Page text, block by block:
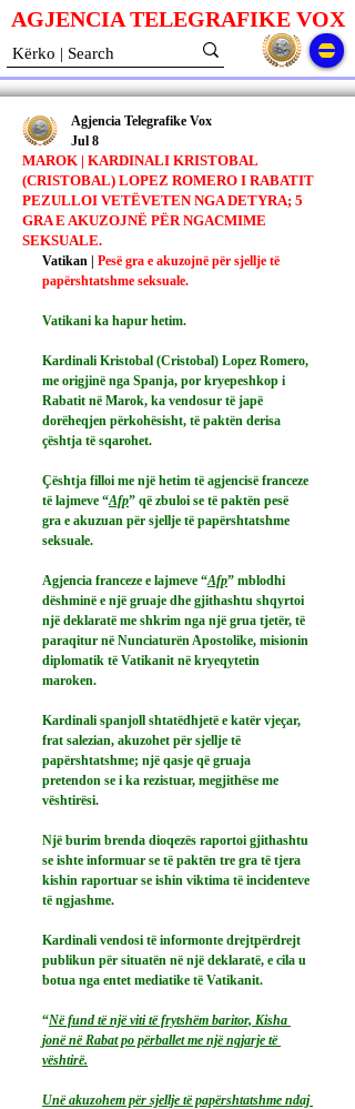
AGJENCIA TELEGRAFIKE VOX
MAROK | KARDINALI KRISTOBAL
(CRISTOBAL) LOPEZ ROMERO I RABATIT
PEZULLOI VETËVETEN NGA DETYRA; 5
GRA E AKUZOJNË PËR NGACMIME
SEKSUALE.
Agjencia Telegrafike Vox
Jul 8
Vatikan | Pesë gra e akuzojnë për sjellje të
papërshtatshme seksuale.
Vatikani ka hapur hetim.
Kardinali Kristobal (Cristobal) Lopez Romero,
me origjinë nga Spanja, por kryepeshkop i
Rabatit në Marok, ka vendosur të japë
dorëheqjen përkohësisht, të paktën derisa
çështja të sqarohet.
Çështja filloi me një hetim të agjencisë franceze
të lajmeve “Afp” që zbuloi se të paktën pesë
gra e akuzuan për sjellje të papërshtatshme
seksuale.
Agjencia franceze e lajmeve “Afp” mblodhi
dëshminë e një gruaje dhe gjithashtu shqyrtoi
një deklaratë me shkrim nga një grua tjetër, të
paraqitur në Nunciaturën Apostolike, misionin
diplomatik të Vatikanit në kryeqytetin
maroken.
Kardinali spanjoll shtatëdhjetë e katër vjeçar,
frat salezian, akuzohet për sjellje të
papërshtatshme; një qasje që gruaja
pretendon se i ka rezistuar, megjithëse me
vështirësi.
Një burim brenda dioqezës raportoi gjithashtu
se ishte informuar se të paktën tre gra të tjera
kishin raportuar se ishin viktima të incidenteve
të ngjashme.
Kardinali vendosi të informonte drejtpërdrejt
publikun për situatën në një deklaratë, e cila u
botua nga entet mediatike të Vatikanit.
“Në fund të një viti të frytshëm baritor, Kisha
jonë në Rabat po përballet me një ngjarje të
vështirë.
Unë akuzohem për sjellje të papërshtatshme ndaj